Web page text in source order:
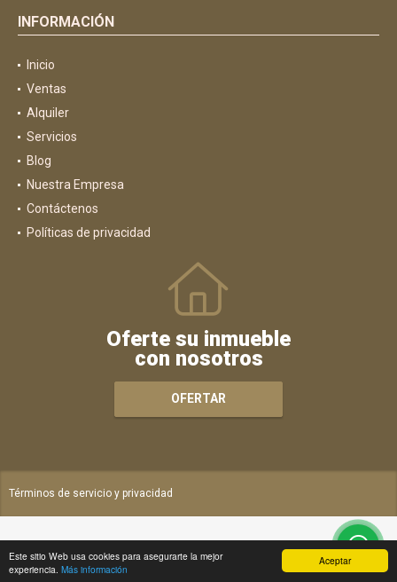
Aceptar
Este sitio Web usa cookies para asegurarte la mejor
experiencia. Más información
INFORMACIÓN
Inicio
Ventas
Alquiler
Servicios
Blog
Nuestra Empresa
Contáctenos
Políticas de privacidad
Oferte su inmueble
con nosotros
OFERTAR
Términos de servicio y privacidad